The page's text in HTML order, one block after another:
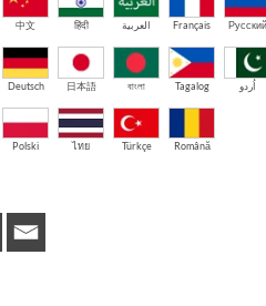
中文 हिंदी العربية Français Русский
Deutsch 日本語 বাংলা Tagalog اُردو
Polski ไทย Türkçe Română